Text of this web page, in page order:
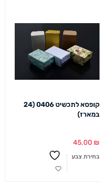
קופסא לתכשיט 0406 (24
במארז)
45.00 ₪
בחירת צבע